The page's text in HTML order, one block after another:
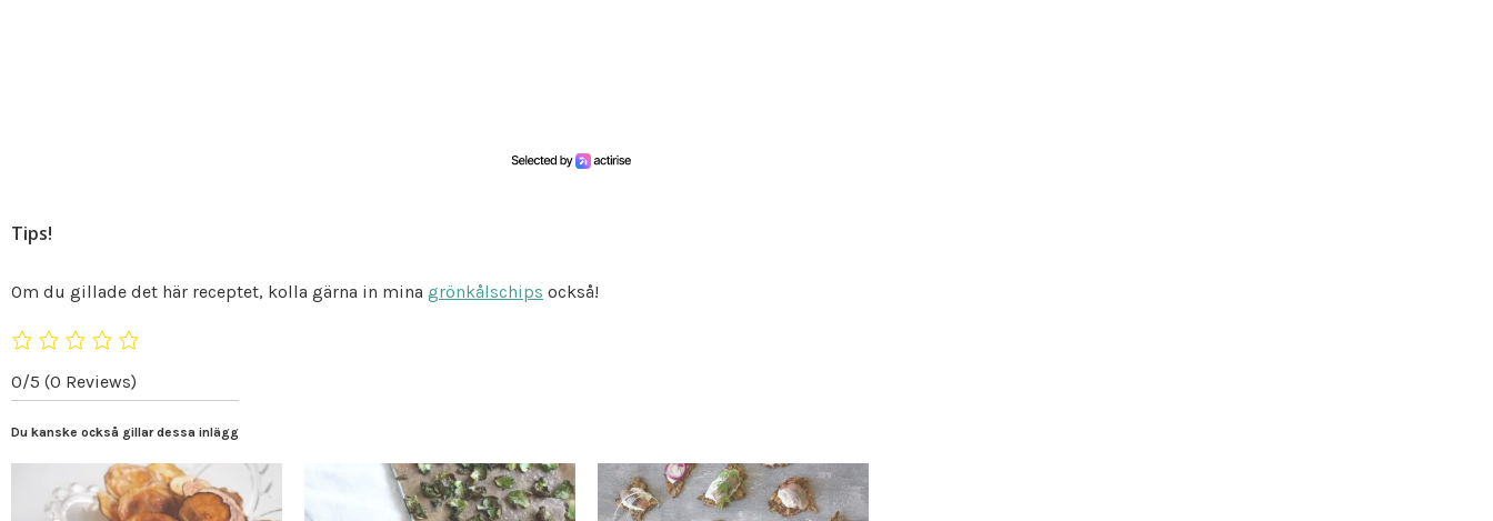
Tips!
Om du gillade det här receptet, kolla gärna in mina grönkålschips också!
0/5 (0 Reviews)
Du kanske också gillar dessa inlägg